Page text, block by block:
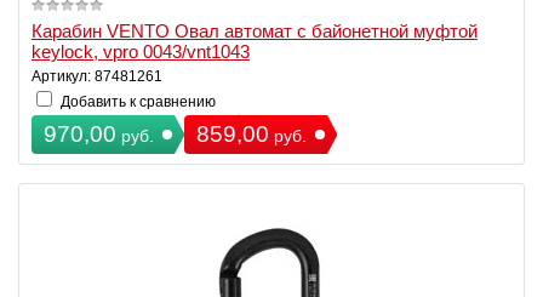
Карабин VENTO Овал автомат с байонетной муфтой
keylock, vpro 0043/vnt1043
Артикул: 87481261
Добавить к сравнению
970,00 руб. 859,00 руб.